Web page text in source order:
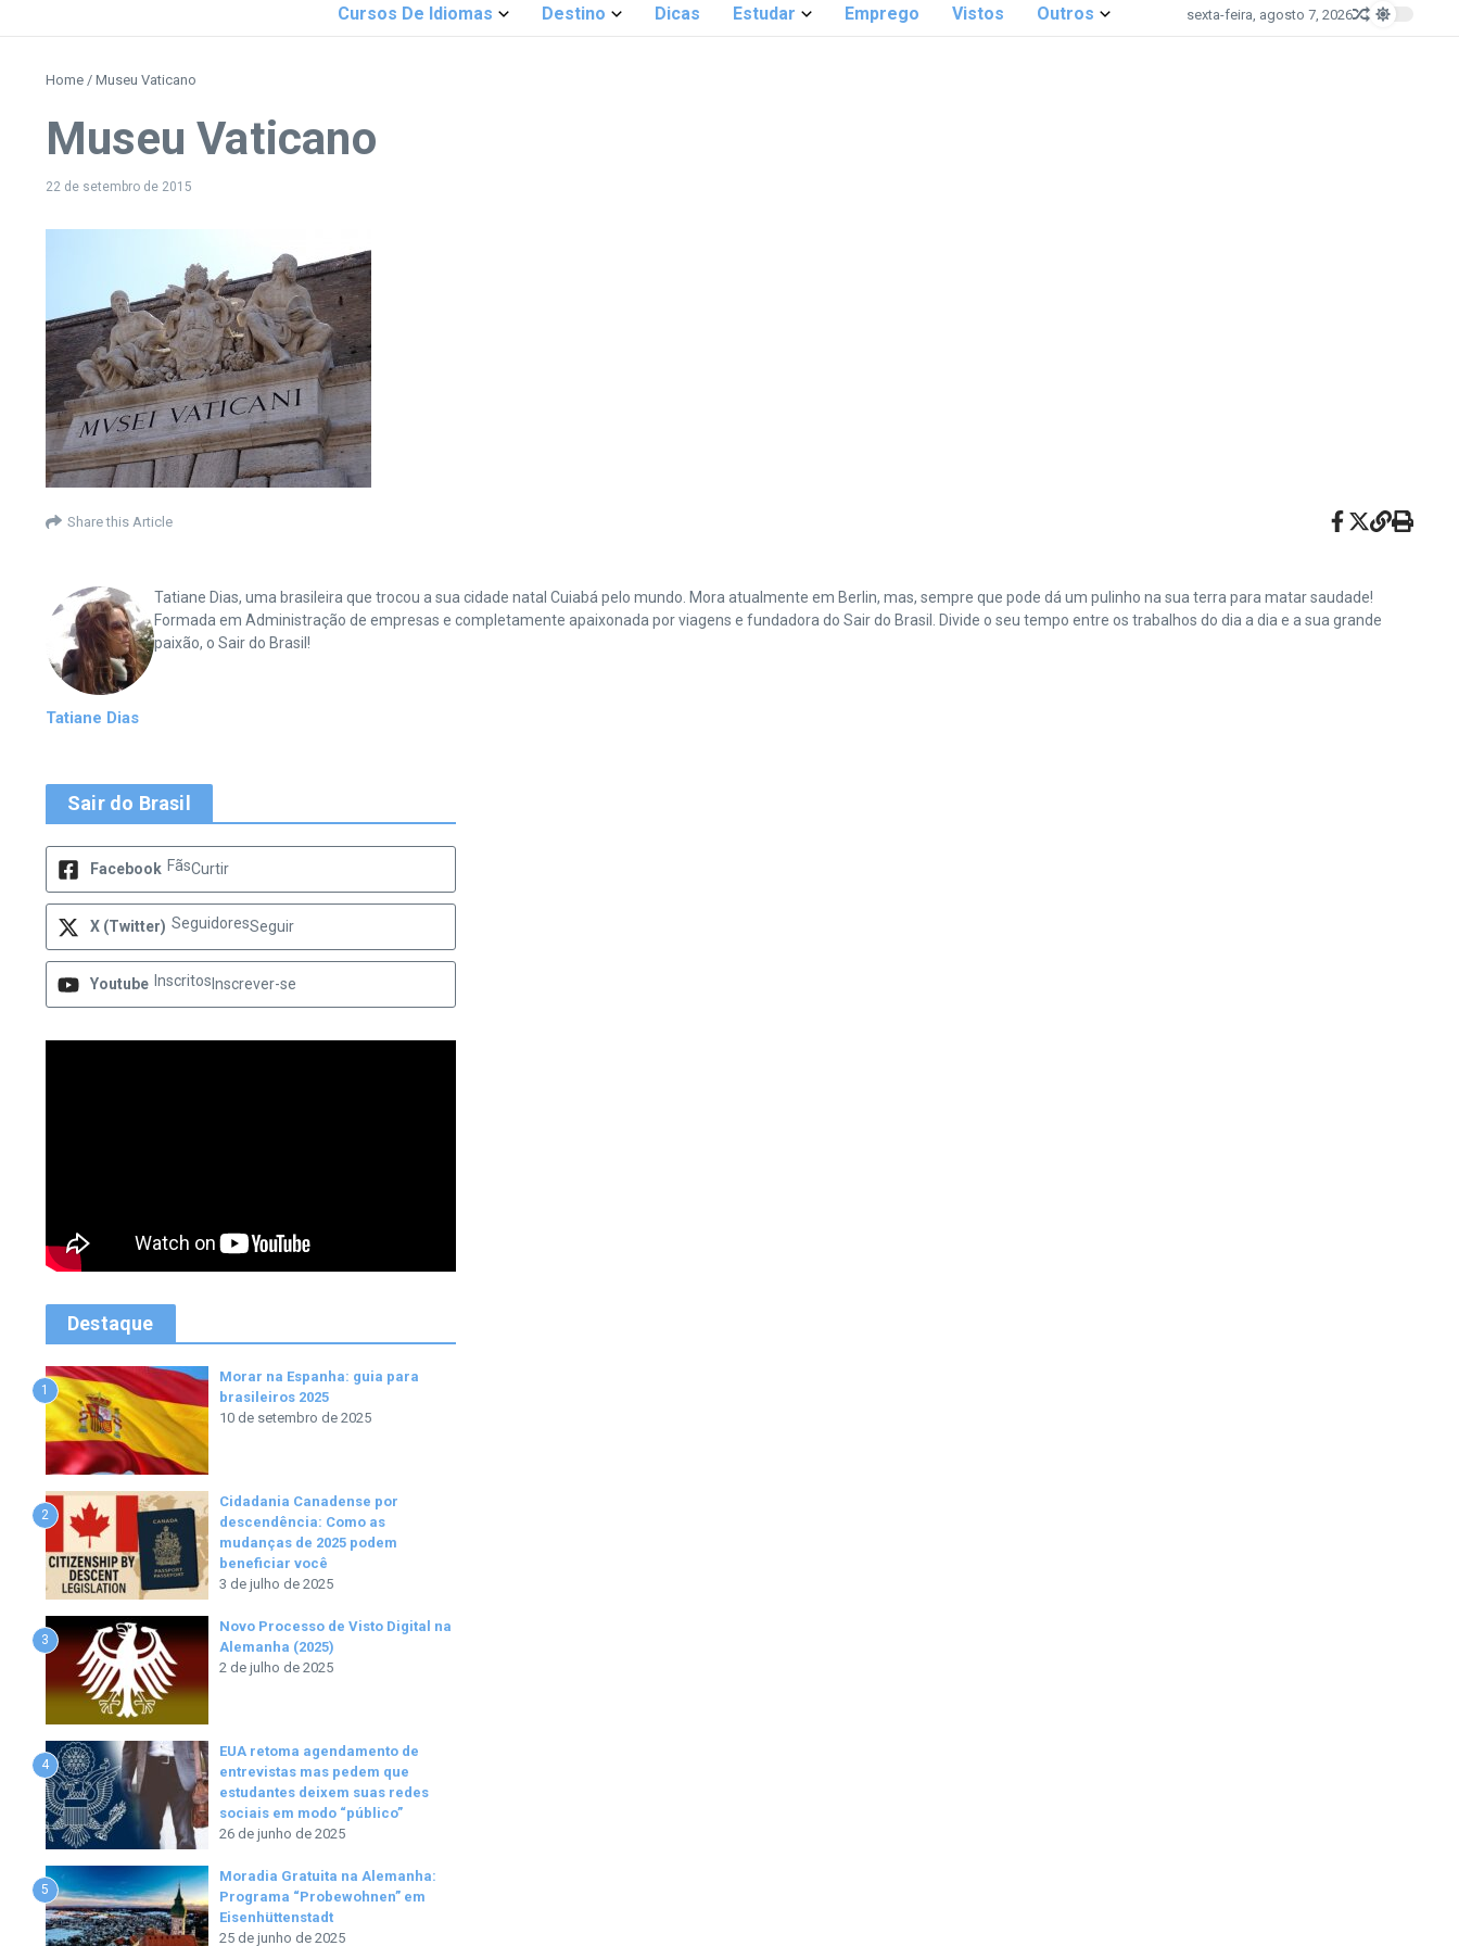
Cursos De Idiomas Destino Dicas Estudar Emprego Vistos Outros sexta-feira, agosto 7, 2026
Home / Museu Vaticano
Museu Vaticano
22 de setembro de 2015
Share this Article
Tatiane Dias
Tatiane Dias, uma brasileira que trocou a sua cidade natal Cuiabá pelo mundo. Mora atualmente em Berlin, mas, sempre que pode dá um pulinho na sua terra para matar saudade!
Formada em Administração de empresas e completamente apaixonada por viagens e fundadora do Sair do Brasil. Divide o seu tempo entre os trabalhos do dia a dia e a sua grande
paixão, o Sair do Brasil!
Sair do Brasil
Facebook FãsCurtir
X (Twitter) SeguidoresSeguir
Youtube Inscritos Inscrever-se
Destaque
1
Morar na Espanha: guia para
brasileiros 2025
10 de setembro de 2025
2
Cidadania Canadense por
descendência: Como as
mudanças de 2025 podem
beneficiar você
3 de julho de 2025
3
Novo Processo de Visto Digital na
Alemanha (2025)
2 de julho de 2025
4
EUA retoma agendamento de
entrevistas mas pedem que
estudantes deixem suas redes
sociais em modo “público”
26 de junho de 2025
5
Moradia Gratuita na Alemanha:
Programa “Probewohnen” em
Eisenhüttenstadt
25 de junho de 2025